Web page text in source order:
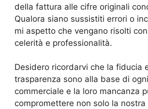
della fattura alle cifre originali
Qualora siano sussistiti errori o
mi aspetto che vengano risolti
celerità e professionalità.
Desidero ricordarvi che la fiducia
trasparenza sono alla base di
commerciale e la loro mancanza
compromettere non solo la nostra